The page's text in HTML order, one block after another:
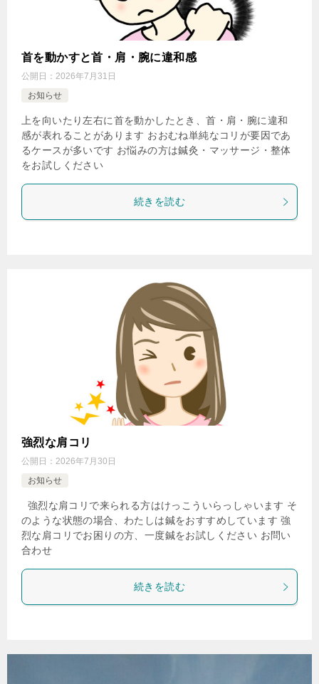
首を動かすと首・肩・腕に違和感
公開日： 2026年7月31日
お知らせ
上を向いたり左右に首を動かしたとき、首・肩・腕に違和
感が表れることがあります おおむね単純なコリが要因であ
るケースが多いです お悩みの方は鍼灸・マッサージ・整体
をお試しください
続きを読む
強烈な肩コリ
公開日： 2026年7月30日
お知らせ
強烈な肩コリで来られる方はけっこういらっしゃいます そ
のような状態の場合、わたしは鍼をおすすめしています 強
烈な肩コリでお困りの方、一度鍼をお試しください お問い
合わせ
続きを読む